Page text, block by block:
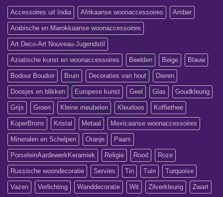
Accessoires uit India Afrikaanse woonaccessoires Amber
Arabische en Marokkaanse woonaccessoires
Art Deco-Art Nouveau-Jugendstil
Aziatische kunst en woonaccessoires Beelden Beige Blauw
Bodour Boudoir Bruin Decoraties van hout Dieren
Doosjes en blikken Europese kunst Geel Glas Goudkleurig
Grijs Groen Kleine meubelen Kleurloos Koffiethee
KoperBrons Kristal Metaal Mexicaanse woonaccessoires
Mineralen en Schelpen Oranje Paars
PorseleinAardewerkKeramiek Religie Rood Roze
Russische woondecoratie Servies Tin Tuin Turquoise
Vazen Verlichting Wanddecoratie Wit Zilverkleurig Zwart